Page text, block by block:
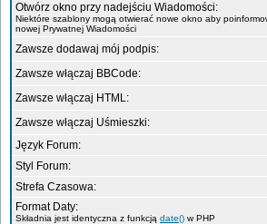
Otwórz okno przy nadejściu Wiadomości:
Niektóre szablony mogą otwierać nowe okno aby
nowej Prywatnej Wiadomości
Zawsze dodawaj mój podpis:
Zawsze włączaj BBCode:
Zawsze włączaj HTML:
Zawsze włączaj Uśmieszki:
Język Forum:
Styl Forum:
Strefa Czasowa:
Format Daty:
Składnia jest identyczna z funkcją date() w PHP